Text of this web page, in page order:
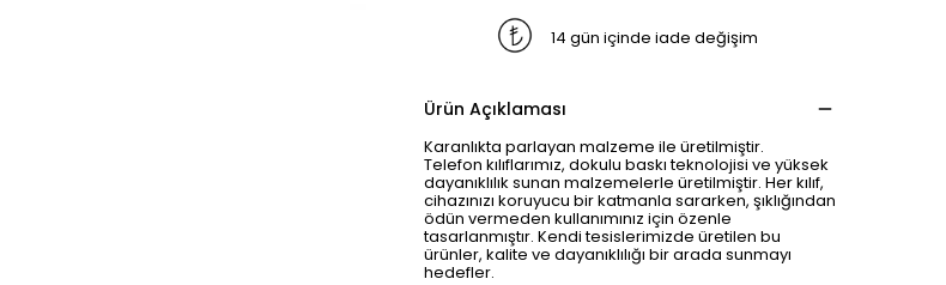
14 gün içinde iade değişim
Ürün Açıklaması
Karanlıkta parlayan malzeme ile üretilmiştir.
Telefon kılıflarımız, dokulu baskı teknolojisi ve yüksek
dayanıklılık sunan malzemelerle üretilmiştir. Her kılıf,
cihazınızı koruyucu bir katmanla sararken, şıklığından
ödün vermeden kullanımınız için özenle
tasarlanmıştır. Kendi tesislerimizde üretilen bu
ürünler, kalite ve dayanıklılığı bir arada sunmayı
hedefler.